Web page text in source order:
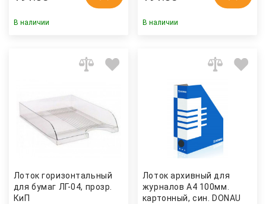
В наличии В наличии
Лоток горизонтальный
для бумаг ЛГ-04, прозр.
КиП
Лоток архивный для
журналов А4 100мм.
картонный, син. DONAU